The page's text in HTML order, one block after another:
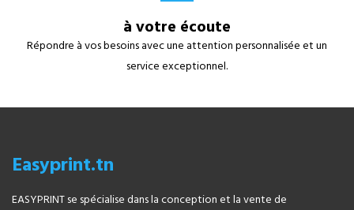
à votre écoute
Répondre à vos besoins avec une attention personnalisée et un
service exceptionnel.
Easyprint.tn
EASYPRINT se spécialise dans la conception et la vente de